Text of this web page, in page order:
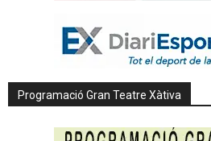
Programació Gran Teatre Xàtiva